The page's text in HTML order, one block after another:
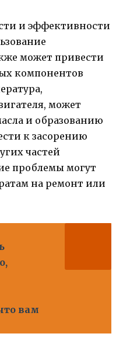
и эффективности
может привести
компонентов
может
и образованию
к засорению
частей
проблемы могут
на ремонт или
вам